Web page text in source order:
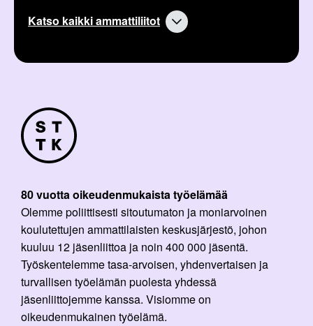
Katso kaikki ammattiliitot
80 vuotta oikeudenmukaista työelämää
Olemme poliittisesti sitoutumaton ja moniarvoinen
koulutettujen ammattilaisten keskusjärjestö, johon
kuuluu 12 jäsenliittoa ja noin 400 000 jäsentä.
Työskentelemme tasa-arvoisen, yhdenvertaisen ja
turvallisen työelämän puolesta yhdessä
jäsenliittojemme kanssa. Visiomme on
oikeudenmukainen työelämä.